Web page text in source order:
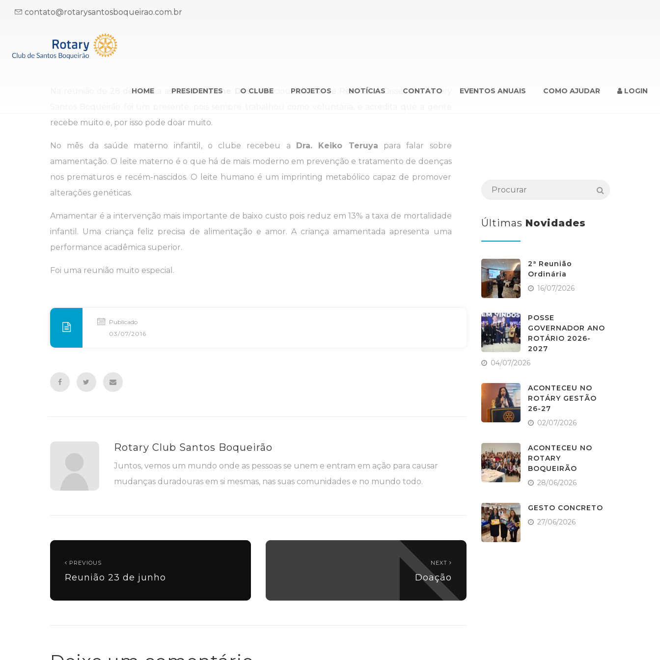
contato@rotarysantosboqueirao.com.br
HOME PRESIDENTES O CLUBE PROJETOS NOTÍCIAS CONTATO EVENTOS ANUAIS COMO AJUDAR LOGIN
Na reunião de 28 de abril, a associadaLiliane Destreiniciou falando de Resiliência. Disse que Rotary
recebe muito e, por isso pode doar muito.
No mês da saúde materno infantil, o clube recebeu a Dra. Keiko Teruya para falar sobre
amamentação. O leite materno é o que há de mais moderno em prevenção e tratamento de doenças
nos prematuros e recém-nascidos. O leite humano é um imprinting metabólico capaz de promover
alterações genéticas.
Amamentar é a intervenção mais importante de baixo custo pois reduz em 13% a taxa de mortalidade
infantil. Uma criança feliz precisa de alimentação e amor. A criança amamentada apresenta uma
performance acadêmica superior.
Foi uma reunião muito especial.
Publicado
03/07/2016
Rotary Club Santos Boqueirão
Juntos, vemos um mundo onde as pessoas se unem e entram em ação para causar
mudanças duradouras em si mesmas, nas suas comunidades e no mundo todo.
PREVIOUS
Reunião 23 de junho
NEXT
Doação
Últimas Novidades
2ª Reunião
Ordinária
16/07/2026
POSSE
GOVERNADOR ANO
ROTÁRIO 2026-
2027
04/07/2026
ACONTECEU NO
ROTÁRY GESTÃO
26-27
02/07/2026
ACONTECEU NO
ROTARY
BOQUEIRÃO
28/06/2026
GESTO CONCRETO
27/06/2026